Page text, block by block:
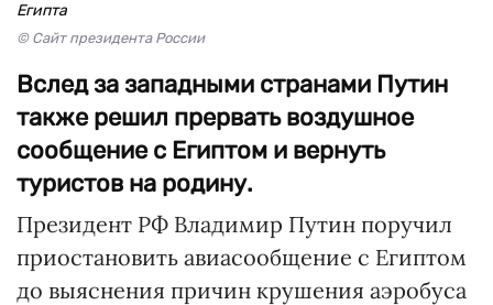
Египта
© Сайт президента России
Вслед за западными странами Путин
также решил прервать воздушное
сообщение с Египтом и вернуть
туристов на родину.
Президент РФ Владимир Путин поручил
приостановить авиасообщение с Египтом
до выяснения причин крушения аэробуса